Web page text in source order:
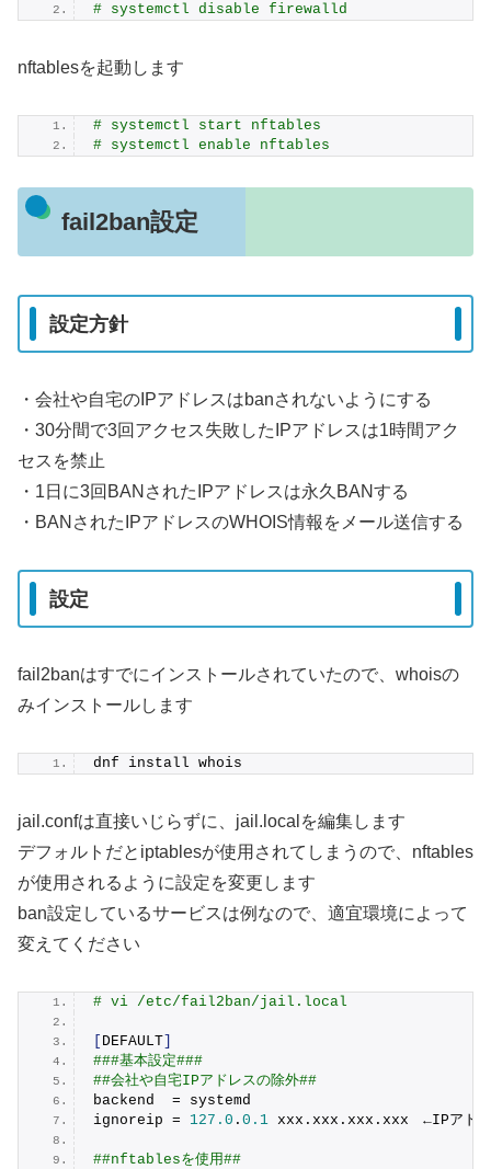
# systemctl disable firewalld
nftablesを起動します
# systemctl start nftables
# systemctl enable nftables
fail2ban設定
設定方針
・会社や自宅のIPアドレスはbanされないようにする
・30分間で3回アクセス失敗したIPアドレスは1時間アク
セスを禁止
・1日に3回BANされたIPアドレスは永久BANする
・BANされたIPアドレスのWHOIS情報をメール送信する
設定
fail2banはすでにインストールされていたので、whoisの
みインストールします
dnf install whois
jail.confは直接いじらずに、jail.localを編集します
デフォルトだとiptablesが使用されてしまうので、nftables
が使用されるように設定を変更します
ban設定しているサービスは例なので、適宜環境によって
変えてください
# vi /etc/fail2ban/jail.local
DEFAULT
###基本設定###
##会社や自宅IPアドレスの除外##
backend  = systemd
ignoreip = 127.0 . 0.1 xxx. xxx . xxx . xxx ←IPアドレ
##nftablesを使用##